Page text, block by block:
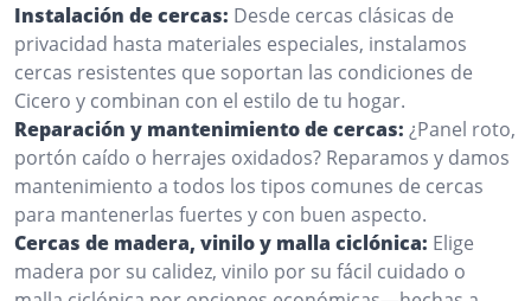
Instalación de cercas: Desde cercas clásicas de
privacidad hasta materiales especiales, instalamos
cercas resistentes que soportan las condiciones de
Cicero y combinan con el estilo de tu hogar.
Reparación y mantenimiento de cercas: ¿Panel roto,
portón caído o herrajes oxidados? Reparamos y damos
mantenimiento a todos los tipos comunes de cercas
para mantenerlas fuertes y con buen aspecto.
Cercas de madera, vinilo y malla ciclónica: Elige
madera por su calidez, vinilo por su fácil cuidado o